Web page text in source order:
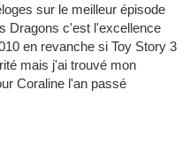
sur le meilleur épisode
Dragons c'est l'excellence
en revanche si Toy Story 3
mais j'ai trouvé mon
Coraline l'an passé